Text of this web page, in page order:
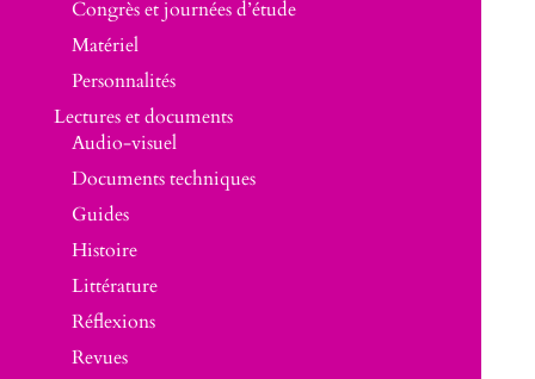
Congrès et journées d’étude
Matériel
Personnalités
Lectures et documents
Audio-visuel
Documents techniques
Guides
Histoire
Littérature
Réflexions
Revues